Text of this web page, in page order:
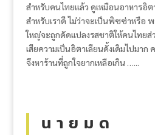
สำหรับคนไทยแล้ว ดูเหมือนอาหารอิต
สำหรับเราดี ไม่ว่าจะเป็นพิซซ่าหรือ
ใหญ่จะถูกดัดแปลงรสชาติให้คนไทยส่
เสียความเป็นอิตาเลียนดั้งเดิมไปมาก
จึงหาร้านที่ถูกใจยากเหลือเกิน …...
น า ย ม ด